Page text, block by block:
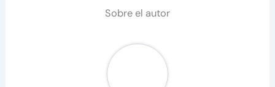
Sobre el autor